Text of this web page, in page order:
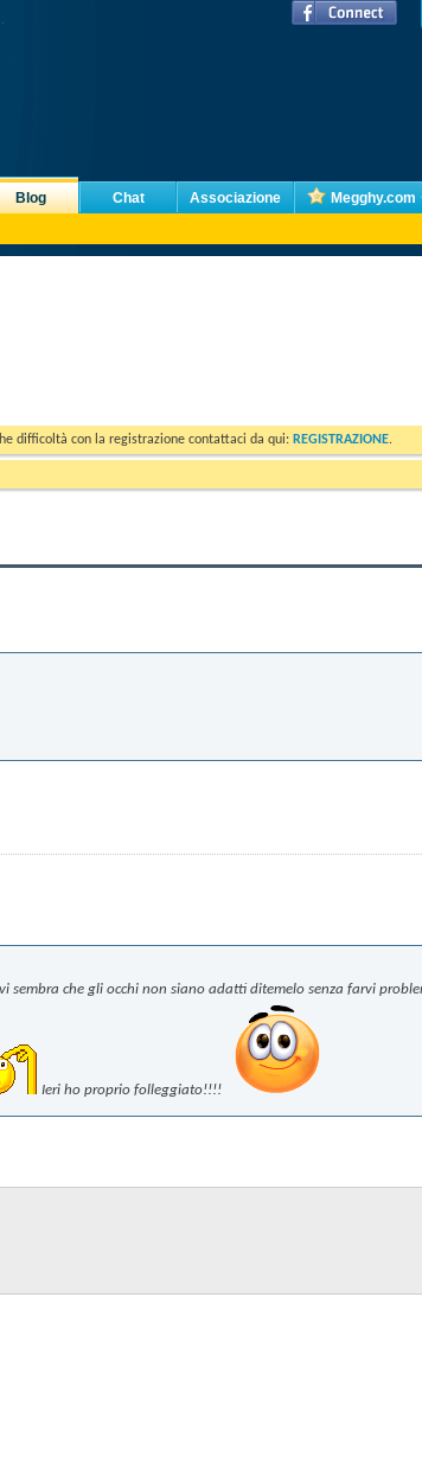
Blog Chat Associazione Megghy.com
difficoltà con la registrazione contattaci da qui: REGISTRAZIONE.
sembra che gli occhi non siano adatti ditemelo senza farvi
Ieri ho proprio folleggiato!!!!